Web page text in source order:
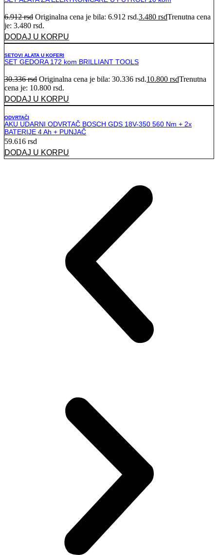
6.912rsd Originalna cena je bila: 6.912 rsd.3.480 rsdTrenutna cena
je: 3.480 rsd.
DODAJ U KORPU
SETOVI ALATA U KOFERI
SET GEDORA 172 kom BRILLIANT TOOLS
30.336rsd Originalna cena je bila: 30.336 rsd.10.800 rsdTrenutna
cena je: 10.800 rsd.
DODAJ U KORPU
ODVRTAČI
AKU UDARNI ODVRTAČ BOSCH GDS 18V-350 560 Nm + 2x
BATERIJE 4 Ah + PUNJAČ
59.616 rsd
DODAJ U KORPU